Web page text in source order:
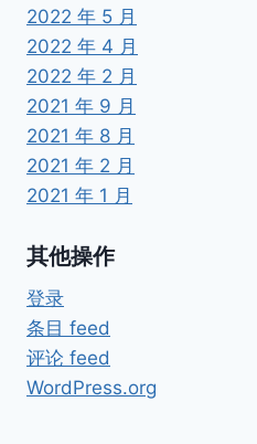
2022 年 5 月
2022 年 4 月
2022 年 2 月
2021 年 9 月
2021 年 8 月
2021 年 2 月
2021 年 1 月
其他操作
登录
条目 feed
评论 feed
WordPress.org